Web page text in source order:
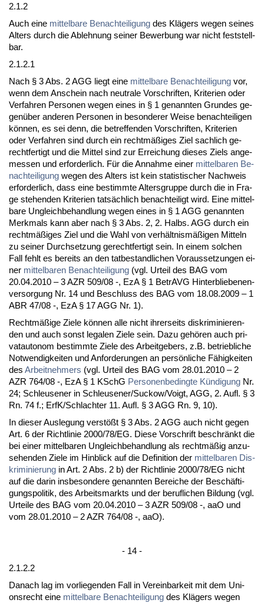
2.1.2
Auch ei­ne mit­tel­ba­re Be­nach­tei­li­gung des Klägers we­gen sei­nes
Al­ters durch die Ab­leh­nung sei­ner Be­wer­bung war nicht fest­stell­
bar.
2.1.2.1
Nach § 3 Abs. 2 AGG liegt ei­ne mit­tel­ba­re Be­nach­tei­li­gung vor,
wenn dem An­schein nach neu­tra­le Vor­schrif­ten, Kri­te­ri­en oder
Ver­fah­ren Per­so­nen we­gen ei­nes in § 1 ge­nann­ten Grun­des ge­
genüber an­de­ren Per­so­nen in be­son­de­rer Wei­se be­nach­tei­li­gen
können, es sei denn, die be­tref­fen­den Vor­schrif­ten, Kri­te­ri­en
oder Ver­fah­ren sind durch ein rechtmäßiges Ziel sach­lich ge­
recht­fer­tigt und die Mit­tel sind zur Er­rei­chung die­ses Ziels an­ge­
mes­sen und er­for­der­lich. Für die An­nah­me ei­ner mit­tel­ba­ren Be­
nach­tei­li­gung we­gen des Al­ters ist kein sta­tis­ti­scher Nach­weis
er­for­der­lich, dass ei­ne be­stimm­te Al­ters­grup­pe durch die in Fra­
ge ste­hen­den Kri­te­ri­en tatsächlich be­nach­tei­ligt wird. Ei­ne mit­tel­
ba­re Un­gleich­be­hand­lung we­gen ei­nes in § 1 AGG ge­nann­ten
Merk­mals kann aber nach § 3 Abs. 2, 2. Halbs. AGG durch ein
rechtmäßiges Ziel und die Wahl von verhält­nismäßigen Mit­teln
zu sei­ner Durch­set­zung ge­recht­fer­tigt sein. In ei­nem sol­chen
Fall fehlt es be­reits an den tat­be­stand­li­chen Vor­aus­set­zun­gen ei­
ner mit­tel­ba­ren Be­nach­tei­li­gung (vgl. Ur­teil des BAG vom
20.04.2010 – 3 AZR 509/08 -, EzA § 1 Be­trAVG Hin­ter­blie­be­nen­
ver­sor­gung Nr. 14 und Be­schluss des BAG vom 18.08.2009 – 1
ABR 47/08 -, EzA § 17 AGG Nr. 1).
Rechtmäßige Zie­le können al­le nicht ih­rer­seits dis­kri­mi­nie­ren­
den und auch sonst le­ga­len Zie­le sein. Da­zu gehören auch pri­
vat­au­to­nom be­stimm­te Zie­le des Ar­beit­ge­bers, z.B. be­trieb­li­che
Not­wen­dig­kei­ten und An­for­de­run­gen an persönli­che Fähig­kei­ten
des Ar­beit­neh­mers (vgl. Ur­teil des BAG vom 28.01.2010 – 2
AZR 764/08 -, EzA § 1 KSchG Per­so­nen­be­ding­te Kündi­gung Nr.
24; Schleu­se­ner in Schleu­se­ner/Suckow/Voigt, AGG, 2. Aufl. § 3
Rn. 74 f.; ErfK/Schlach­ter 11. Aufl. § 3 AGG Rn. 9, 10).
In die­ser Aus­le­gung verstößt § 3 Abs. 2 AGG auch nicht ge­gen
Art. 6 der Richt­li­nie 2000/78/EG. Die­se Vor­schrift be­schränkt die
bei ei­ner mit­tel­ba­ren Un­gleich­be­hand­lung als rechtmäßig an­zu­
se­hen­den Zie­le im Hin­blick auf die De­fi­ni­ti­on der mit­tel­ba­ren Dis­
kri­mi­nie­rung in Art. 2 Abs. 2 b) der Richt­li­nie 2000/78/EG nicht
auf die dar­in ins­be­son­de­re ge­nann­ten Be­rei­che der Beschäfti­
gungs­po­li­tik, des Ar­beits­markts und der be­ruf­li­chen Bil­dung (vgl.
Ur­tei­le des BAG vom 20.04.2010 – 3 AZR 509/08 -, aaO und
vom 28.01.2010 – 2 AZR 764/08 -, aaO).
- 14 -
2.1.2.2
Da­nach lag im vor­lie­gen­den Fall in Ver­ein­bar­keit mit dem Uni­
ons­recht ei­ne mit­tel­ba­re Be­nach­tei­li­gung des Klägers we­gen